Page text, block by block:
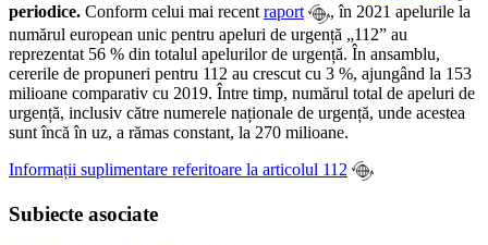
periodice. Conform celui mai recent raport
, în 2021 apelurile la
numărul european unic pentru apeluri de urgență „112” au
reprezentat 56 % din totalul apelurilor de urgență. În ansamblu,
cererile de propuneri pentru 112 au crescut cu 3 %, ajungând la 153
milioane comparativ cu 2019. Între timp, numărul total de apeluri de
urgență, inclusiv către numerele naționale de urgență, unde acestea
sunt încă în uz, a rămas constant, la 270 milioane.
Informații suplimentare referitoare la articolul 112
Subiecte asociate